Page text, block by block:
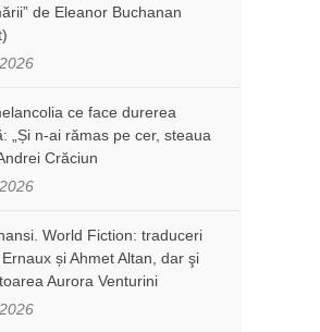
de Eleanor Buchanan
ce face durerea
„Și n-ai rămas pe cer, steaua
Crăciun
World Fiction: traduceri
și Ahmet Altan, dar şi
Aurora Venturini